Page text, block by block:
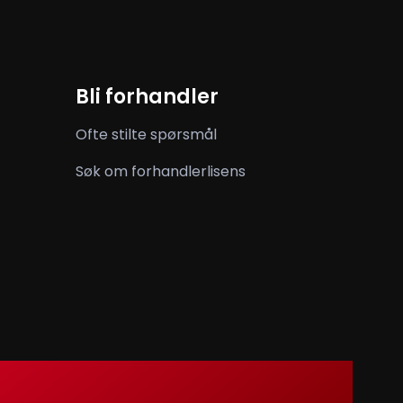
Bli forhandler
Ofte stilte spørsmål
Søk om forhandlerlisens